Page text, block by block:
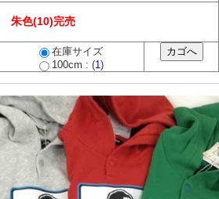
朱色(10)完売
在庫サイズ
100cm : (1)